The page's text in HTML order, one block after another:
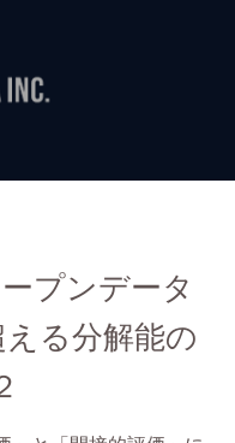
プンデータ
る分解能の